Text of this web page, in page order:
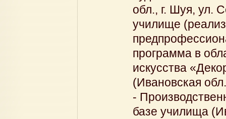
обл., г. Шуя, ул.
училище
программа в
искусства
(Ивановская
-
базе училища